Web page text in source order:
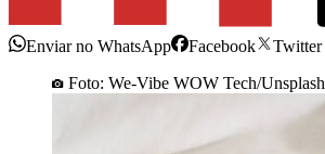
Enviar no WhatsApp Facebook
Twitter
Foto: We-Vibe WOW Tech/Unsplash